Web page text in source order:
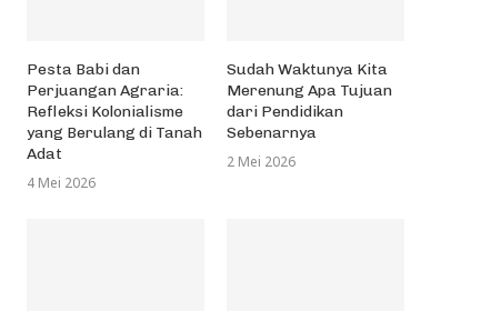
Pesta Babi dan
Perjuangan Agraria:
Refleksi Kolonialisme
yang Berulang di Tanah
Adat
4 Mei 2026
Sudah Waktunya Kita
Merenung Apa Tujuan
dari Pendidikan
Sebenarnya
2 Mei 2026